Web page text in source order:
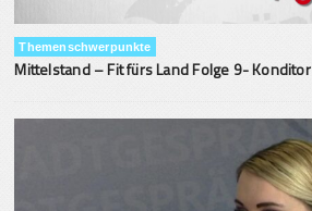
Themenschwerpunkte
Mittelstand – Fit fürs Land Folge 9- Konditor